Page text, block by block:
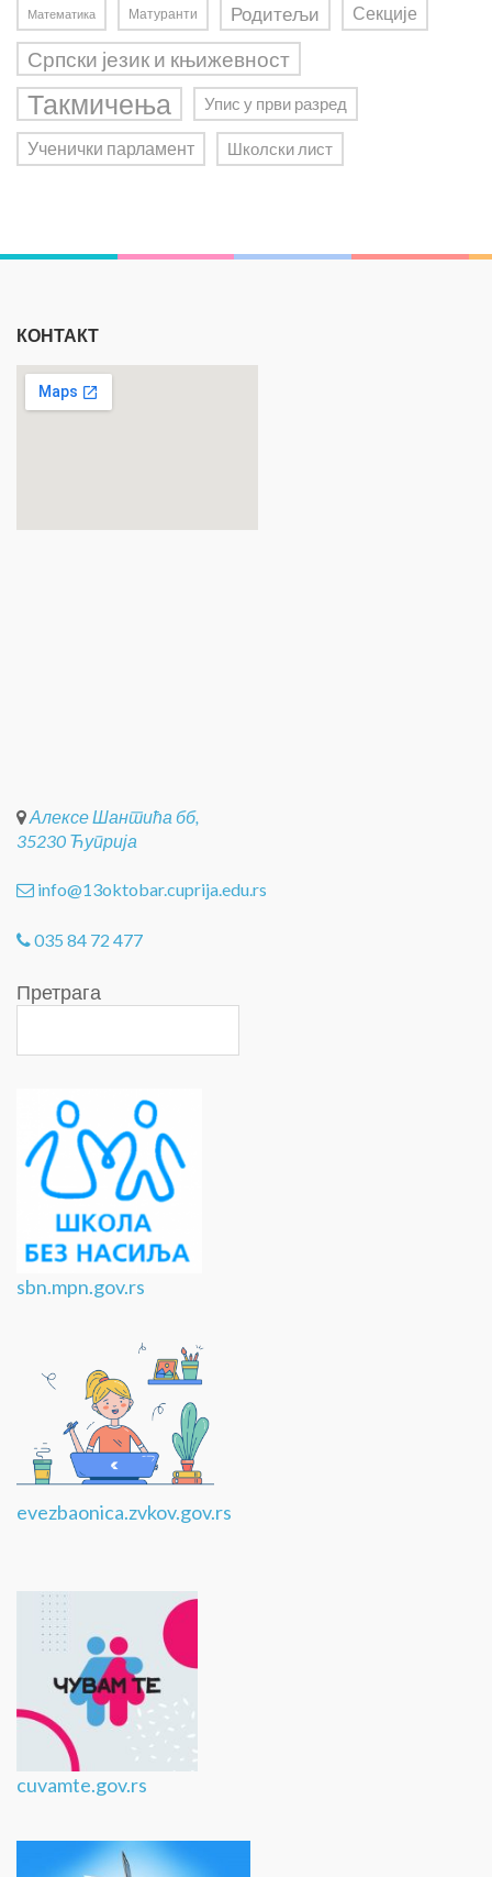
Математика Матуранти Родитељи Секције
Српски језик и књижевност
Такмичења Упис у први разред
Ученички парламент Школски лист
КОНТАКТ
Алексе Шантића бб,
35230 Ћуприја
info@13oktobar.cuprija.edu.rs
035 84 72 477
Претрага
sbn.mpn.gov.rs
evezbaonica.zvkov.gov.rs
cuvamte.gov.rs